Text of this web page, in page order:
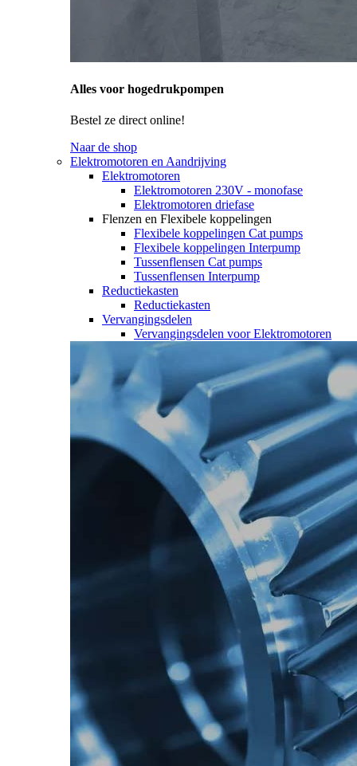
Alles voor hogedrukpompen
Bestel ze direct online!
Naar de shop
Elektromotoren en Aandrijving
Elektromotoren
Elektromotoren 230V - monofase
Elektromotoren driefase
Flenzen en Flexibele koppelingen
Flexibele koppelingen Cat pumps
Flexibele koppelingen Interpump
Tussenflensen Cat pumps
Tussenflensen Interpump
Reductiekasten
Reductiekasten
Vervangingsdelen
Vervangingsdelen voor Elektromotoren